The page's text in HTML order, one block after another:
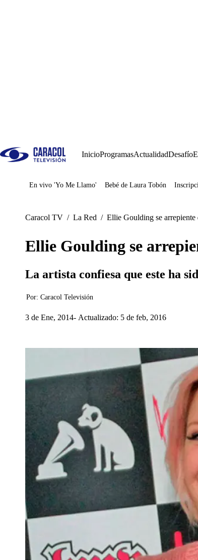
InicioProgramasActualidadDesafío
Juegos
En vivo 'Yo Me Llamo' Bebé de Laura Tobón
Caracol TV / La Red / Ellie Goulding se arrepiente
Ellie Goulding se
La artista confiesa que este ha
Por: Caracol Televisión
3 de Ene, 2014 Actualizado: 5 de feb, 2016